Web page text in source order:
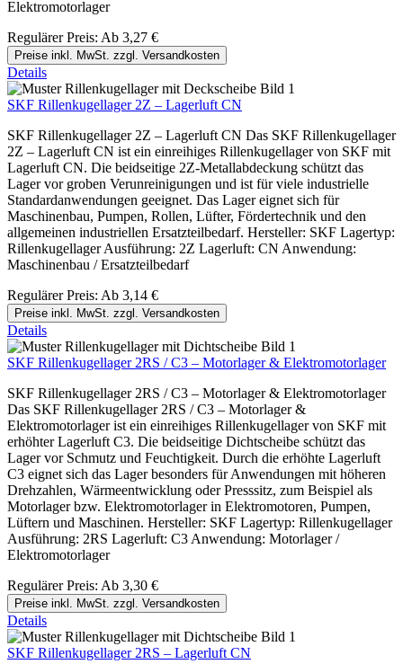
Elektromotorlager
Regulärer Preis: Ab 3,27 €
Preise inkl. MwSt. zzgl. Versandkosten
Details
SKF Rillenkugellager 2Z – Lagerluft CN
SKF Rillenkugellager 2Z – Lagerluft CN Das SKF Rillenkugellager
2Z – Lagerluft CN ist ein einreihiges Rillenkugellager von SKF mit
Lagerluft CN. Die beidseitige 2Z-Metallabdeckung schützt das
Lager vor groben Verunreinigungen und ist für viele industrielle
Standardanwendungen geeignet. Das Lager eignet sich für
Maschinenbau, Pumpen, Rollen, Lüfter, Fördertechnik und den
allgemeinen industriellen Ersatzteilbedarf. Hersteller: SKF Lagertyp:
Rillenkugellager Ausführung: 2Z Lagerluft: CN Anwendung:
Maschinenbau / Ersatzteilbedarf
Regulärer Preis: Ab 3,14 €
Preise inkl. MwSt. zzgl. Versandkosten
Details
SKF Rillenkugellager 2RS / C3 – Motorlager & Elektromotorlager
SKF Rillenkugellager 2RS / C3 – Motorlager & Elektromotorlager
Das SKF Rillenkugellager 2RS / C3 – Motorlager &
Elektromotorlager ist ein einreihiges Rillenkugellager von SKF mit
erhöhter Lagerluft C3. Die beidseitige Dichtscheibe schützt das
Lager vor Schmutz und Feuchtigkeit. Durch die erhöhte Lagerluft
C3 eignet sich das Lager besonders für Anwendungen mit höheren
Drehzahlen, Wärmeentwicklung oder Presssitz, zum Beispiel als
Motorlager bzw. Elektromotorlager in Elektromotoren, Pumpen,
Lüftern und Maschinen. Hersteller: SKF Lagertyp: Rillenkugellager
Ausführung: 2RS Lagerluft: C3 Anwendung: Motorlager /
Elektromotorlager
Regulärer Preis: Ab 3,30 €
Preise inkl. MwSt. zzgl. Versandkosten
Details
SKF Rillenkugellager 2RS – Lagerluft CN